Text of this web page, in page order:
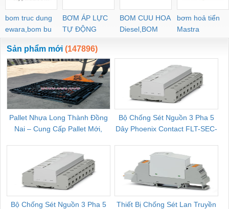
bom truc dung
ewara,bom bu
ewara
BƠM ÁP LỰC
TỰ ĐỘNG
BOM CUU HOA
Diesel,BOM
CHUA CHAY
bơm hoả tiển
Mastra
Sản phẩm mới (147896)
Pallet Nhựa Long Thành Đồng
Nai – Cung Cấp Pallet Mới,
Bộ Chống Sét Nguồn 3 Pha 5
Dây Phoenix Contact FLT-SEC-
Bộ Chống Sét Nguồn 3 Pha 5
Thiết Bị Chống Sét Lan Truyền